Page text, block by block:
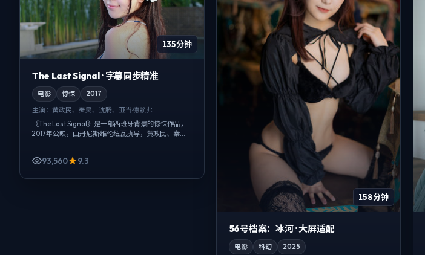
135分钟
The Last Signal · 字幕同步精准
电影 惊悚
2017
主演： 黄政民、秦昊、沈腾、亚当·德赖弗
《The Last Signal》是一部西班牙背景的惊悚作品，
2017年公映，由丹尼斯·维伦纽瓦执导，黄政民、秦
93,560 9.3
158分钟
56号档案：冰河 · 大屏适配
电影 科幻
2025